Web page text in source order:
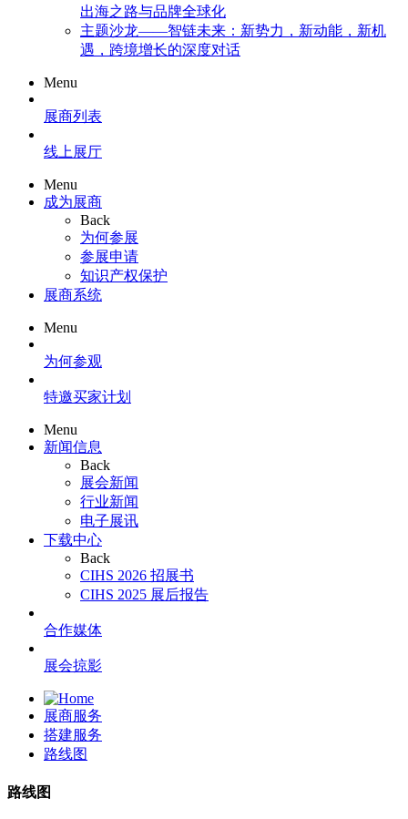
出海之路与品牌全球化
主题沙龙——智链未来：新势力，新动能，新机
遇，跨境增长的深度对话
Menu
展商列表
线上展厅
Menu
成为展商
Back
为何参展
参展申请
知识产权保护
展商系统
Menu
为何参观
特邀买家计划
Menu
新闻信息
Back
展会新闻
行业新闻
电子展讯
下载中心
Back
CIHS 2026 招展书
CIHS 2025 展后报告
合作媒体
展会掠影
展商服务
搭建服务
路线图
路线图